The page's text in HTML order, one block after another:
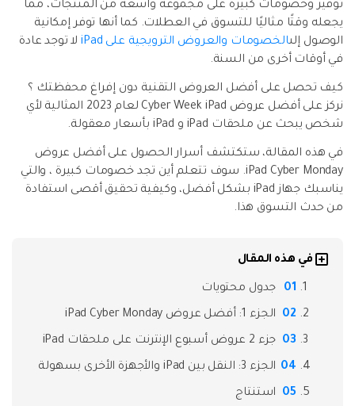
تحديث iOS
تعقب الموقع
نقل بيانات الهاتف وبيانات WhatsApp والملفات بين
الأجهزة.
حفاظ الحالة ، وقراءة الدردشات المحذوفة، واستخدام
توفير وخصومات كبيرة على مجموعة واسعة من المنتجات، مما
يجعله وقتًا مثاليًا للتسوق في العطلات. كما أنها توفر إمكانية
الوصول إلىالخصومات والعروض الترويجية على iPad
لا توجد عادة
في أوقات أخرى من السنة.
كيف تحصل على أفضل العروض التقنية دون إفراغ محفظتك ؟
نركز على أفضل عروض Cyber Week iPad لعام 2023 المثالية لأي
شخص يبحث عن ملحقات iPad و iPad بأسعار معقولة.
في هذه المقالة، ستكتشف أسرار الحصول على أفضل عروض
iPad Cyber Monday. سوف تتعلم أين تجد خصومات كبيرة ، والتي
يناسبك جهاز iPad بشكل أفضل، وكيفية تحقيق أقصى استفادة
من حدث التسوق هذا.
في هذه المقال
جدول محتويات
الجزء 1: أفضل عروض iPad Cyber Monday
جزء 2 عروض أسبوع الإنترنت على ملحقات iPad
الجزء 3: النقل بين iPad والأجهزة الأخرى بسهولة
استنتاج